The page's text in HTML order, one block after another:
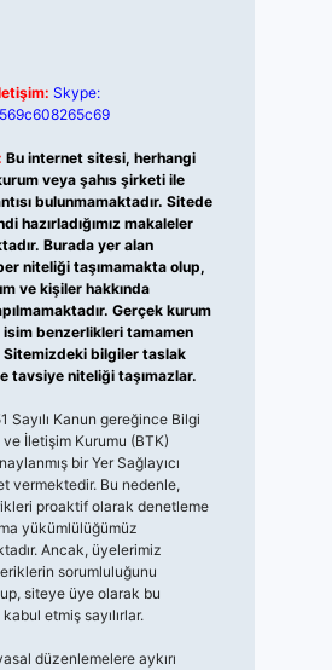
Skype:
Bu internet sitesi, herhangi
veya şahıs şirketi ile
bulunmamaktadır. Sitede
hazırladığımız makaleler
Burada yer alan
niteliği taşımamakta olup,
ve kişiler hakkında
Gerçek kurum
benzerlikleri tamamen
bilgiler taslak
tavsiye niteliği taşımazlar.
Sayılı Kanun gereğince Bilgi
İletişim Kurumu (BTK)
bir Yer Sağlayıcı
vermektedir. Bu nedenle,
proaktif olarak denetleme
yükümlülüğümüz
Ancak, üyelerimiz
sorumluluğunu
siteye üye olarak bu
etmiş sayılırlar.
düzenlemelere aykırı